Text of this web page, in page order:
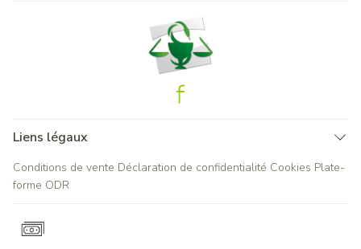
Liens légaux
Conditions de vente Déclaration de confidentialité Cookies Plate-
forme ODR